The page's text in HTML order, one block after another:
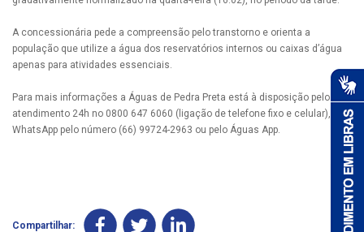
A concessionária pede a compreensão pelo transtorno e orienta a
população que utilize a água dos reservatórios internos ou caixas d’água
apenas para atividades essenciais.
Para mais informações a Águas de Pedra Preta está à disposição pelo
atendimento 24h no 0800 647 6060 (ligação de telefone fixo e celular), via
WhatsApp pelo número (66) 99724-2963 ou pelo Águas App.
Compartilhar: